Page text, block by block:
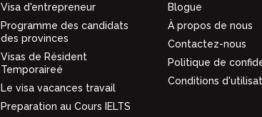
Visa d'entrepreneur
Programme des candidats
des provinces
Visas de Résident
Temporaireé
Le visa vacances travail
Preparation au Cours IELTS
Blogue
À propos de nous
Contactez-nous
Politique de
Conditions